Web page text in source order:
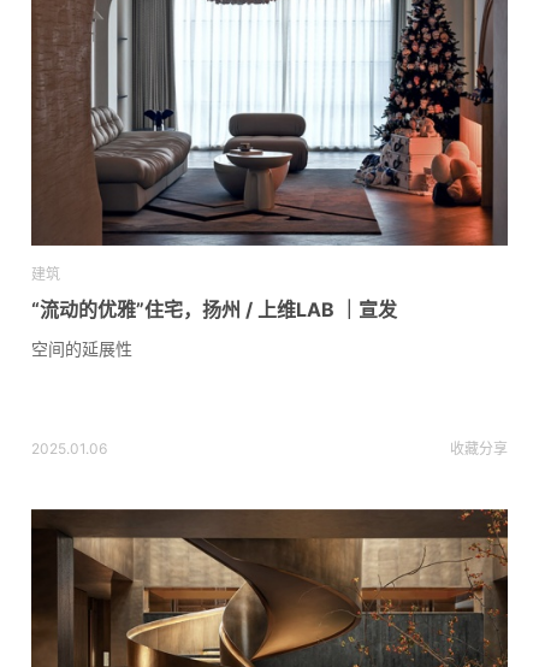
建筑
“流动的优雅”住宅，扬州 / 上维LAB ｜宣发
空间的延展性
2025.01.06 收藏分享